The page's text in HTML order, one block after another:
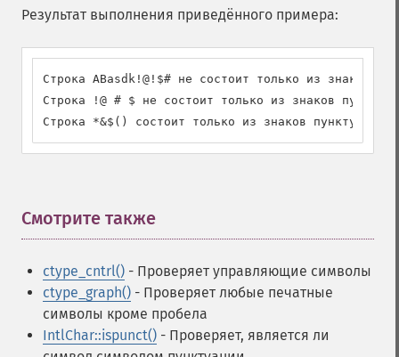
Результат выполнения приведённого примера:
Строка ABasdk!@!$# не состоит только из знаков
Строка !@ # $ не состоит только из знаков
Строка *&$() состоит только из знаков пунктуации.
Смотрите также
ctype_cntrl() - Проверяет управляющие символы
ctype_graph() - Проверяет любые печатные
символы кроме пробела
IntlChar::ispunct() - Проверяет, является ли